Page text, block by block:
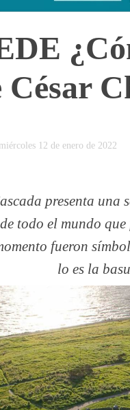
miércoles 12 de enero de 2022
presenta una
todo el mundo
fueron
lo es la